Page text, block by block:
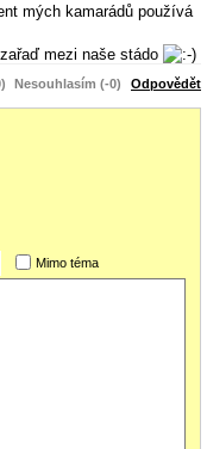
mých kamarádů používá
mezi naše stádo
Nesouhlasím (-0) Odpovědět
Mimo téma